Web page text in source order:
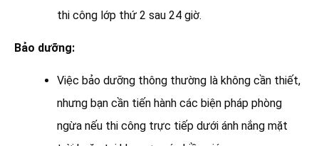
thi công lớp thứ 2 sau 24 giờ.
Bảo dưỡng:
Việc bảo dưỡng thông thường là không cần thiết,
nhưng bạn cần tiến hành các biện pháp phòng
ngừa nếu thi công trực tiếp dưới ánh nắng mặt